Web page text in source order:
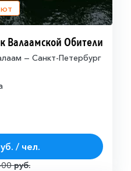
Валаамской Обители
— Санкт-Петербург
/ чел.
руб.